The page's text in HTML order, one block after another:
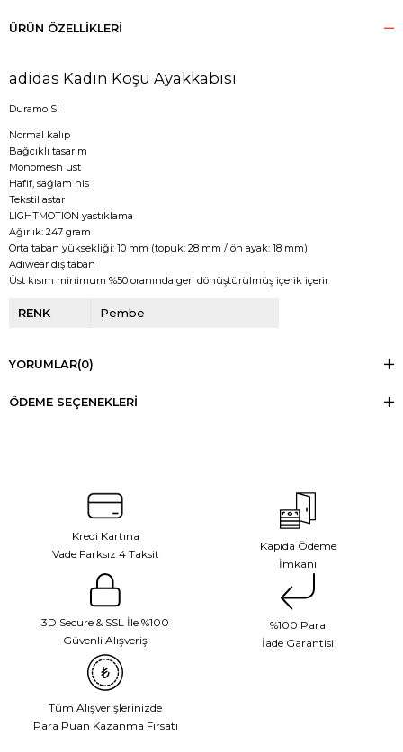
ÜRÜN ÖZELLIKLERI
adidas Kadın Koşu Ayakkabısı
Duramo Sl
Normal kalıp
Bağcıklı tasarım
Monomesh üst
Hafif, sağlam his
Tekstil astar
LIGHTMOTION yastıklama
Ağırlık: 247 gram
Orta taban yüksekliği: 10 mm (topuk: 28 mm / ön ayak: 18 mm)
Adiwear dış taban
Üst kısım minimum %50 oranında geri dönüştürülmüş içerik içerir
RENK Pembe
YORUMLAR(0)
ÖDEME SEÇENEKLERI
Kredi Kartına
Vade Farksız 4 Taksit
Kapıda Ödeme
İmkanı
3D Secure & SSL İle %100
Güvenli Alışveriş
%100 Para
İade Garantisi
Tüm Alışverişlerinizde
Para Puan Kazanma Fırsatı